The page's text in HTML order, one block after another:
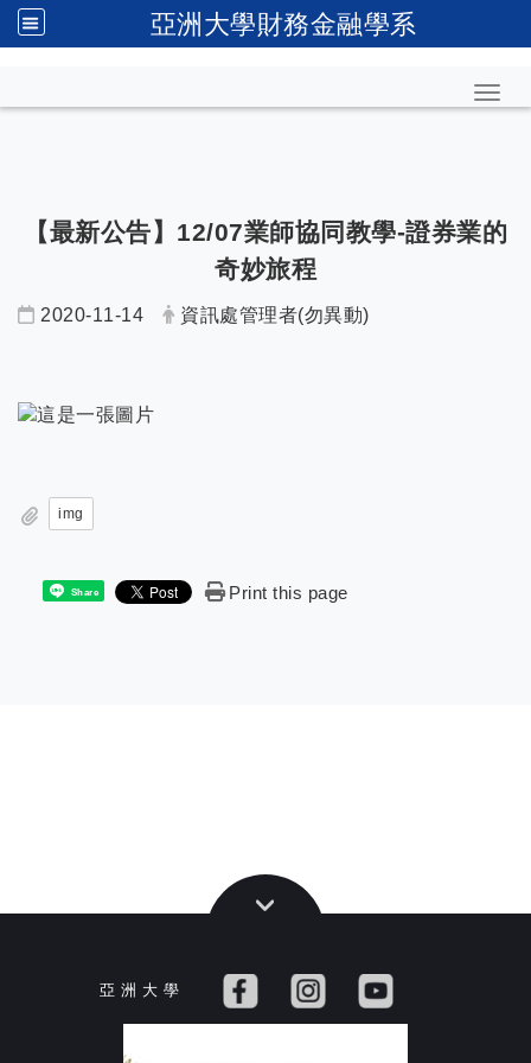
亞洲大學財務金融學系
【最新公告】12/07業師協同教學-證券業的
奇妙旅程
2020-11-14 資訊處管理者(勿異動)
img
Share Print this page
亞 洲 大 學